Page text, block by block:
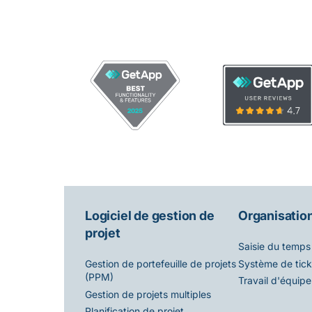
Logiciel de gestion de
projet
Gestion de portefeuille de projets
(PPM)
Gestion de projets multiples
Saisie du temps
Système de
Travail d'équipe